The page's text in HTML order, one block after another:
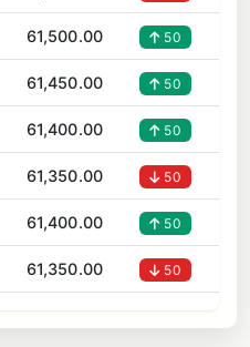
61,500.00 50
61,450.00 50
61,400.00 50
61,350.00 50
61,400.00 50
61,350.00 50